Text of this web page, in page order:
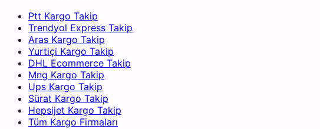
Ptt Kargo Takip
Trendyol Express Takip
Aras Kargo Takip
Yurtiçi Kargo Takip
DHL Ecommerce Takip
Mng Kargo Takip
Ups Kargo Takip
Sürat Kargo Takip
Hepsijet Kargo Takip
Tüm Kargo Firmaları